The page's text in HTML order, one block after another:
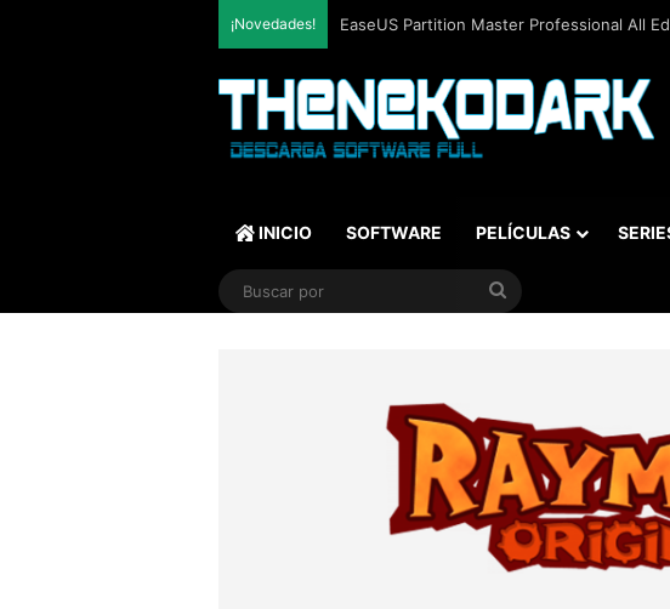
¡Novedades! EaseUS Partition Master Professional All
INICIO SOFTWARE PELÍCULAS
Buscar